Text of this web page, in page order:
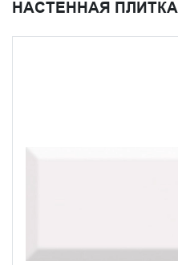
НАСТЕННАЯ ПЛИТКА